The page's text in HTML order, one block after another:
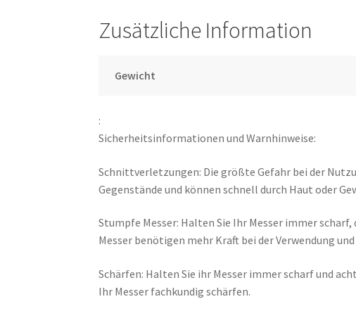
Zusätzliche Information
Gewicht
:
Sicherheitsinformationen und Warnhinweise:
Schnittverletzungen: Die größte Gefahr bei der
Gegenstände und können schnell durch Haut oder
Stumpfe Messer: Halten Sie Ihr Messer immer
Messer benötigen mehr Kraft bei der Verwendung
Schärfen: Halten Sie ihr Messer immer scharf und
Ihr Messer fachkundig schärfen.